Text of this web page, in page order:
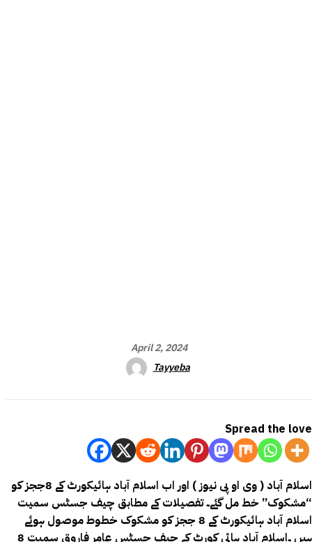
April 2, 2024
Tayyeba
Spread the love
اسلام آباد ( وی او پی نیوز ) اور اب اسلام آباد ہائیکورٹ کے 8ججز کو
“مشکوک” خط مل گئے۔ تفصیلات کے مطابق چیف جسٹس سمیت
اسلام آباد ہائیکورٹ کے 8 ججز کو مشکوک خطوط موصول ہوئے
ہیں ۔اسلام آباد ہائی کورٹ کے چیف جسٹس عامر فاروق سمیت 8